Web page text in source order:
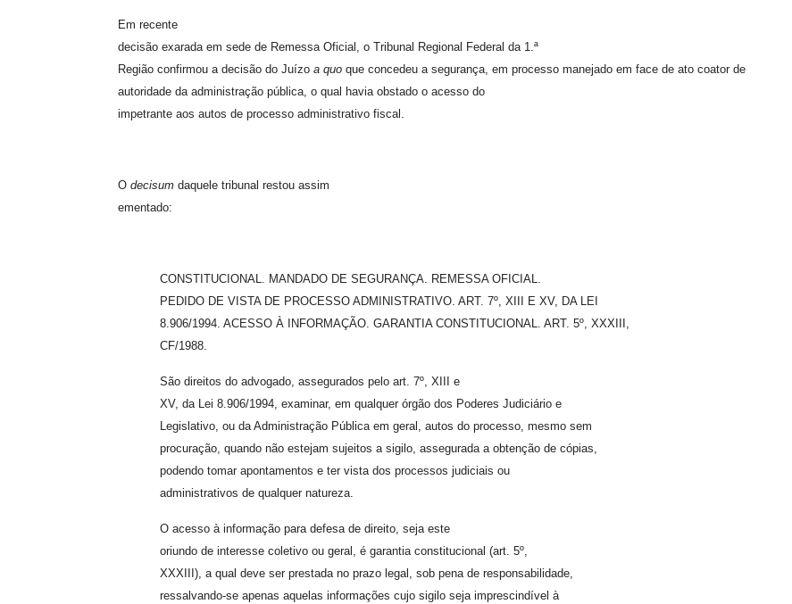
Em recente
decisão exarada em sede de Remessa Oficial, o Tribunal Regional Federal da 1.ª
Região confirmou a decisão do Juízoa quo que concedeu a segurança, em processo manejado em face de ato coator de
autoridade da administração pública, o qual havia obstado o acesso do
impetrante aos autos de processo administrativo fiscal.
Odecisum daquele tribunal restou assim
ementado:
CONSTITUCIONAL. MANDADO DE SEGURANÇA. REMESSA OFICIAL.
PEDIDO DE VISTA DE PROCESSO ADMINISTRATIVO. ART. 7º, XIII E XV, DA LEI
8.906/1994. ACESSO À INFORMAÇÃO. GARANTIA CONSTITUCIONAL. ART. 5º, XXXIII,
CF/1988.
São direitos do advogado, assegurados pelo art. 7º, XIII e
XV, da Lei 8.906/1994, examinar, em qualquer órgão dos Poderes Judiciário e
Legislativo, ou da Administração Pública em geral, autos do processo, mesmo sem
procuração, quando não estejam sujeitos a sigilo, assegurada a obtenção de cópias,
podendo tomar apontamentos e ter vista dos processos judiciais ou
administrativos de qualquer natureza.
O acesso à informação para defesa de direito, seja este
oriundo de interesse coletivo ou geral, é garantia constitucional (art. 5º,
XXXIII), a qual deve ser prestada no prazo legal, sob pena de responsabilidade,
ressalvando-se apenas aquelas informações cujo sigilo seja imprescindível à